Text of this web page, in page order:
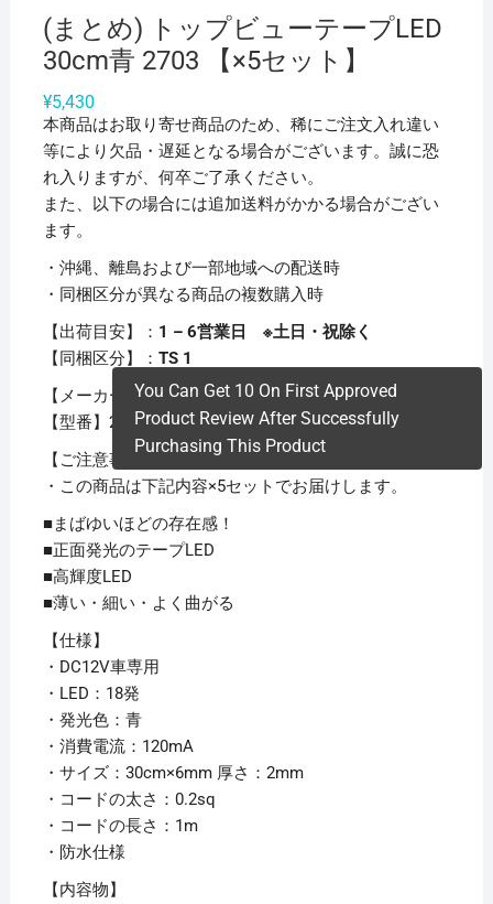
(まとめ) トップビューテープLED
30cm青 2703 【×5セット】
¥5,430
本商品はお取り寄せ商品のため、稀にご注文入れ違い
等により欠品・遅延となる場合がございます。誠に恐
れ入りますが、何卒ご了承ください。
また、以下の場合には追加送料がかかる場合がござい
ます。
・沖縄、離島および一部地域への配送時
・同梱区分が異なる商品の複数購入時
【出荷目安】： 1 – 6営業日 ※土日・祝除く
【同梱区分】： TS 1
【メーカー名】エーモン工業株式会社
【型番】2703
【ご注意事項】
・この商品は下記内容×5セットでお届けします。
■まばゆいほどの存在感！
■正面発光のテープLED
■高輝度LED
■薄い・細い・よく曲がる
【仕様】
・DC12V車専用
・LED：18発
・発光色：青
・消費電流：120mA
・サイズ：30cm×6mm 厚さ：2mm
・コードの太さ：0.2sq
・コードの長さ：1m
・防水仕様
【内容物】
You Can Get 10 On First Approved
Product Review After Successfully
Purchasing This Product